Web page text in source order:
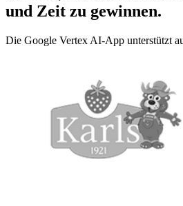
und Zeit zu gewinnen.
Die Google Vertex AI-App unterstützt